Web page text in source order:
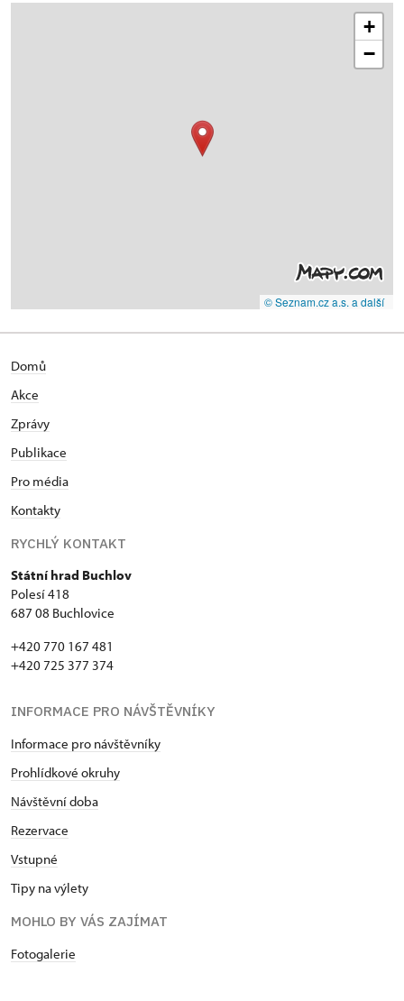
+
−
© Seznam.cz a.s. a další
Domů
Akce
Zprávy
Publikace
Pro média
Kontakty
RYCHLÝ KONTAKT
Státní hrad Buchlov
Polesí 418
687 08 Buchlovice
+420 770 167 481
+420 725 377 374
INFORMACE PRO NÁVŠTĚVNÍKY
Informace pro návštěvníky
Prohlídkové okruhy
Návštěvní doba
Rezervace
Vstupné
Tipy na výlety
MOHLO BY VÁS ZAJÍMAT
Fotogalerie